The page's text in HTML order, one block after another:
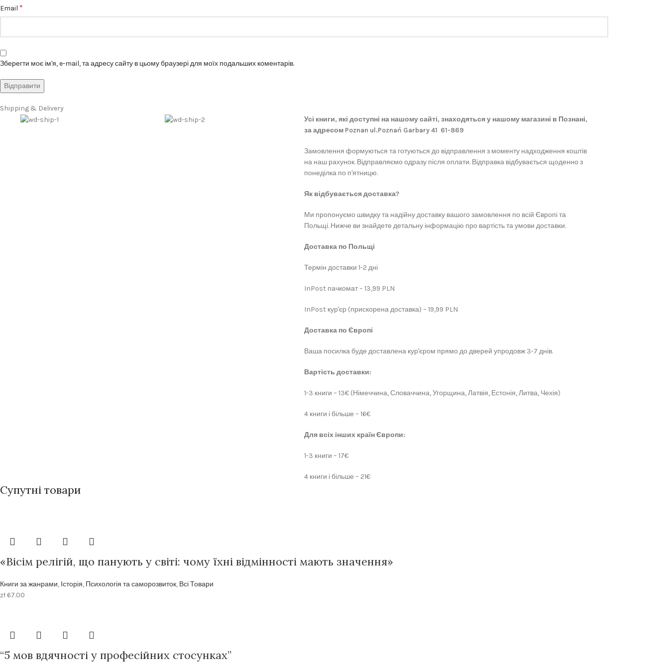
Email *
Зберегти моє ім'я, e-mail, та адресу сайту в цьому браузері для моїх подальших коментарів.
Shipping & Delivery
Усі книги, які доступні на нашому сайті, знаходяться у нашому магазині в Познані,
за адресом Poznan ul.Poznań Garbary 41 61-869
Замовлення формуються та готуються до відправлення з моменту надходження коштів
на наш рахунок. Відправляємо одразу після оплати. Відправка відбувається щоденно з
понеділка по п'ятницю.
Як відбувається доставка?
Ми пропонуємо швидку та надійну доставку вашого замовлення по всій Європі та
Польщі. Нижче ви знайдете детальну інформацію про вартість та умови доставки.
Доставка по Польщі
Термін доставки 1-2 дні
InPost пачкомат – 13,99 PLN
InPost кур'єр (прискорена доставка) – 19,99 PLN
Доставка по Європі
Ваша посилка буде доставлена кур'єром прямо до дверей упродовж 3-7 днів.
Вартість доставки:
1-3 книги – 13€ (Німеччина, Словаччина, Угорщина, Латвія, Естонія, Литва, Чехія)
4 книги і більше – 16€
Для всіх інших країн Європи:
1-3 книги – 17€
4 книги і більше – 21€
Супутні товари
«Вісім релігій, що панують у світі: чому їхні відмінності мають значення»
Книги за жанрами, Історія, Психологія та саморозвиток, Всі Товари
zł 67.00
“5 мов вдячності у професійних стосунках”